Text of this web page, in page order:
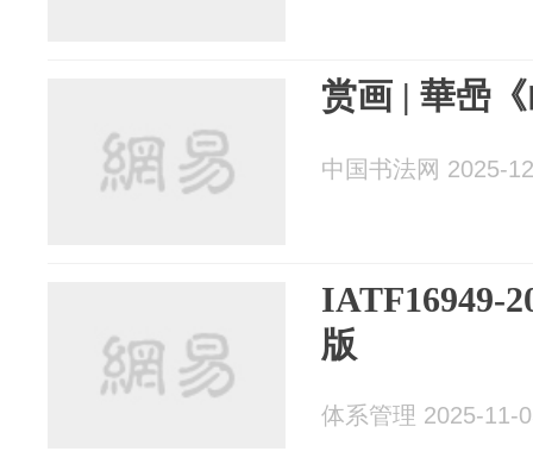
赏画 | 華喦
中国书法网 2025-
IATF16949-
版
体系管理 2025-11-